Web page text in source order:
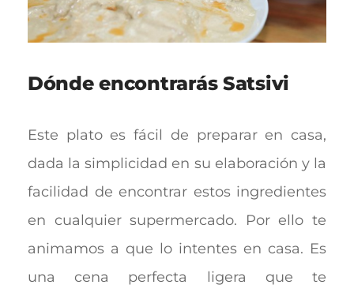
Dónde encontrarás Satsivi
Este plato es fácil de preparar en casa,
dada la simplicidad en su elaboración y la
facilidad de encontrar estos ingredientes
en cualquier supermercado. Por ello te
animamos a que lo intentes en casa. Es
una cena perfecta ligera que te